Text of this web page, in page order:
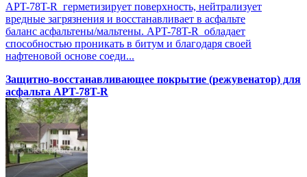
APT-78T-R герметизирует поверхность, нейтрализует
вредные загрязнения и восстанавливает в асфальте
баланс асфальтены/мальтены. APT-78T-R обладает
способностью проникать в битум и благодаря своей
нафтеновой основе соеди...
Защитно-восстанавливающее покрытие (режувенатор) для
асфальта APT-78T-R